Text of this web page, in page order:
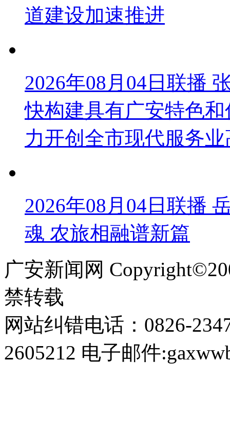
道建设加速推进
2026年08月04日联播
快构建具有广安特色
力开创全市现代服务
2026年08月04日联播
魂 农旅相融谱新篇
广安新闻网
禁转载
网站纠错电话：0826-
2605212 电子邮件